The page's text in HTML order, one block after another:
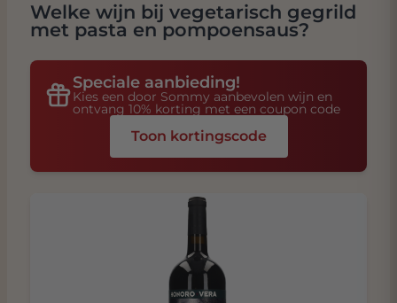
Welke wijn bij vegetarisch gegrild
met pasta en pompoensaus?
Speciale aanbieding!
Kies een door Sommy aanbevolen wijn en
ontvang 10% korting met een coupon code
Toon kortingscode